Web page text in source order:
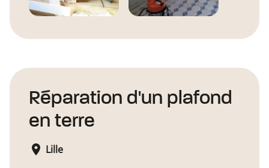
Réparation d'un plafond
en terre
Lille